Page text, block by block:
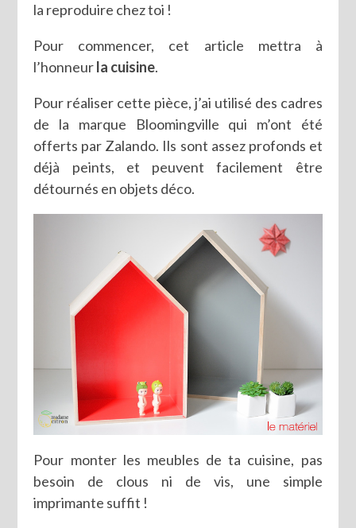
la reproduire chez toi !
Pour commencer, cet article mettra à
l’honneurla cuisine.
Pour réaliser cette pièce, j’ai utilisé des cadres
de la marque Bloomingville qui m’ont été
offerts par Zalando. Ils sont assez profonds et
déjà peints, et peuvent facilement être
détournés en objets déco.
Pour monter les meubles de ta cuisine, pas
besoin de clous ni de vis, une simple
imprimante suffit !